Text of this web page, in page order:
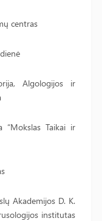
centras
Algologijos ir
“Mokslas Taikai ir
Akademijos D. K.
institutas